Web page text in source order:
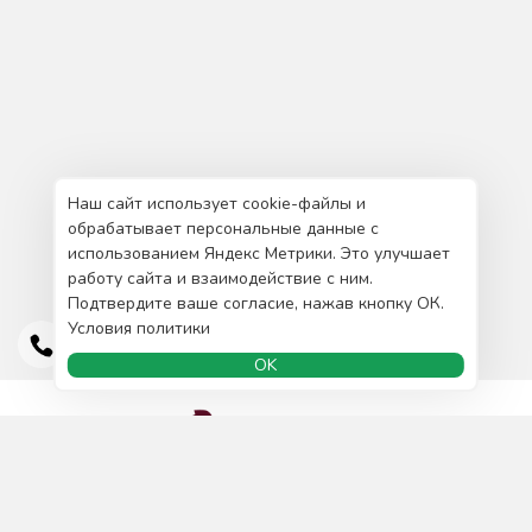
Наш сайт использует cookie-файлы и
обрабатывает персональные данные с
использованием Яндекс Метрики. Это улучшает
работу сайта и взаимодействие с ним.
Подтвердите ваше согласие, нажав кнопку ОК.
Условия политики
OK